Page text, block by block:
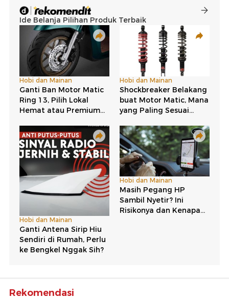
Rekomendasi